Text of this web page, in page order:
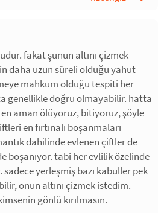
fakat şunun altını çizmek
daha uzun süreli olduğu yahut
mahkum olduğu tespiti her
genellikle doğru olmayabilir. hatta
aman ölüyoruz, bitiyoruz, şöyle
en fırtınalı boşanmaları
dahilinde evlenen çiftler de
boşanıyor. tabi her evlilik özelinde
yerleşmiş bazı kabuller pek
onun altını çizmek istedim.
gönlü kırılmasın.